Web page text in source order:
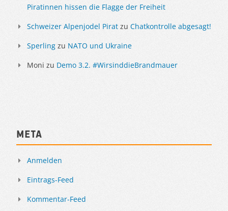
Piratinnen hissen die Flagge der Freiheit
Schweizer Alpenjodel Pirat zu Chatkontrolle abgesagt!
Sperling zu NATO und Ukraine
Moni zu Demo 3.2. #WirsinddieBrandmauer
Meta
Anmelden
Eintrags-Feed
Kommentar-Feed